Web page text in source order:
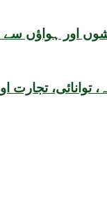
اور ہواؤں سے
توانائی، تجارت